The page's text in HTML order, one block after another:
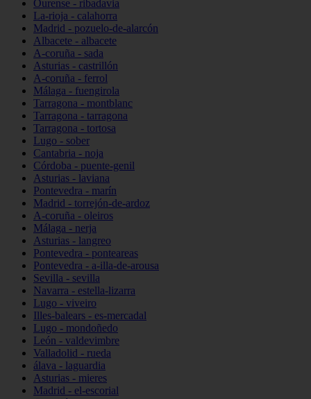
Ourense - ribadavia
La-rioja - calahorra
Madrid - pozuelo-de-alarcón
Albacete - albacete
A-coruña - sada
Asturias - castrillón
A-coruña - ferrol
Málaga - fuengirola
Tarragona - montblanc
Tarragona - tarragona
Tarragona - tortosa
Lugo - sober
Cantabria - noja
Córdoba - puente-genil
Asturias - laviana
Pontevedra - marín
Madrid - torrejón-de-ardoz
A-coruña - oleiros
Málaga - nerja
Asturias - langreo
Pontevedra - ponteareas
Pontevedra - a-illa-de-arousa
Sevilla - sevilla
Navarra - estella-lizarra
Lugo - viveiro
Illes-balears - es-mercadal
Lugo - mondoñedo
León - valdevimbre
Valladolid - rueda
álava - laguardia
Asturias - mieres
Madrid - el-escorial